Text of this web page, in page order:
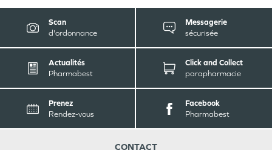
Scan
d'ordonnance
Messagerie
sécurisée
Actualités
Pharmabest
Click and Collect
parapharmacie
Prenez
Rendez-vous
Facebook
Pharmabest
CONTACT